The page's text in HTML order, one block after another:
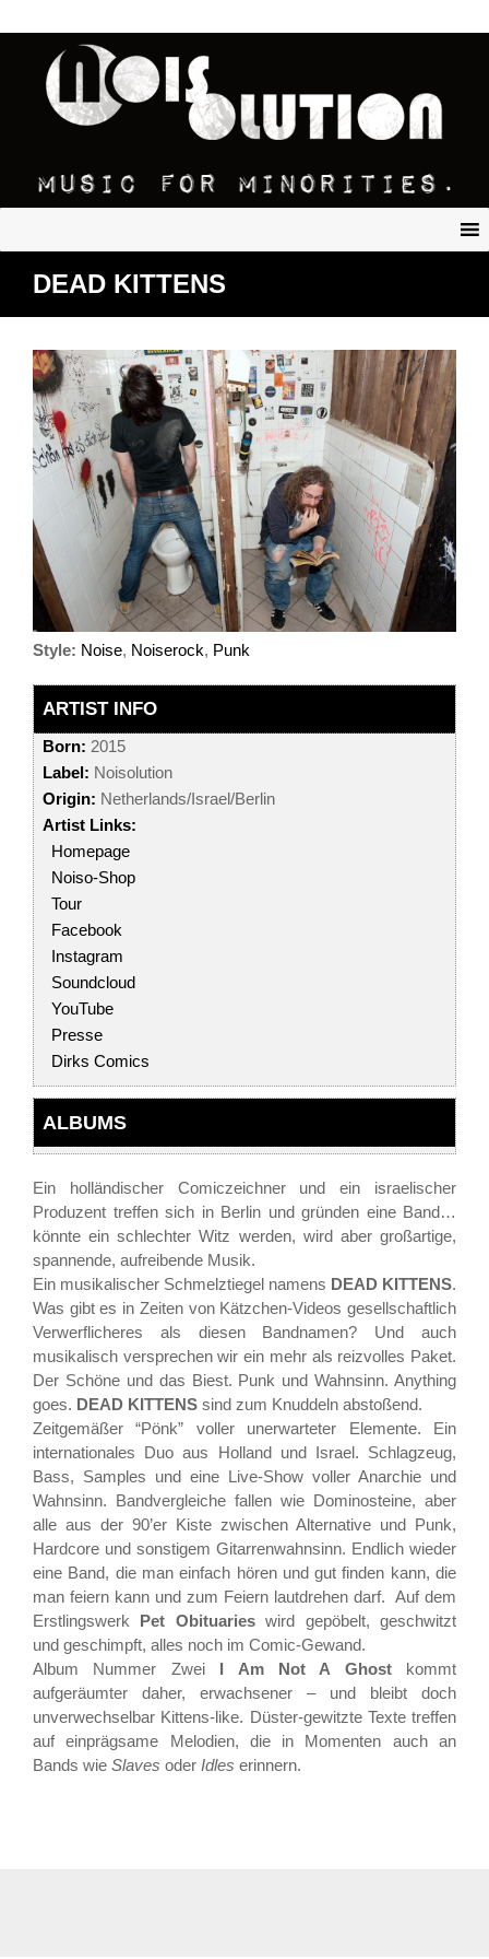
DEAD KITTENS
Style: Noise, Noiserock, Punk
ARTIST INFO
Born: 2015
Label: Noisolution
Origin: Netherlands/Israel/Berlin
Artist Links:
Homepage
Noiso-Shop
Tour
Facebook
Instagram
Soundcloud
YouTube
Presse
Dirks Comics
ALBUMS
Ein holländischer Comiczeichner und ein israelischer
Produzent treffen sich in Berlin und gründen eine Band…
könnte ein schlechter Witz werden, wird aber großartige,
spannende, aufreibende Musik.
Ein musikalischer Schmelztiegel namens DEAD KITTENS.
Was gibt es in Zeiten von Kätzchen-Videos gesellschaftlich
Verwerflicheres als diesen Bandnamen? Und auch
musikalisch versprechen wir ein mehr als reizvolles Paket.
Der Schöne und das Biest. Punk und Wahnsinn. Anything
goes. DEAD KITTENS sind zum Knuddeln abstoßend.
Zeitgemäßer “Pönk” voller unerwarteter Elemente. Ein
internationales Duo aus Holland und Israel. Schlagzeug,
Bass, Samples und eine Live-Show voller Anarchie und
Wahnsinn. Bandvergleiche fallen wie Dominosteine, aber
alle aus der 90’er Kiste zwischen Alternative und Punk,
Hardcore und sonstigem Gitarrenwahnsinn. Endlich wieder
eine Band, die man einfach hören und gut finden kann, die
man feiern kann und zum Feiern lautdrehen darf. Auf dem
Erstlingswerk Pet Obituarieswird gepöbelt, geschwitzt
und geschimpft, alles noch im Comic-Gewand.
Album Nummer Zwei I Am Not A Ghostkommt
aufgeräumter daher, erwachsener – und bleibt doch
unverwechselbar Kittens-like. Düster-gewitzte Texte treffen
auf einprägsame Melodien, die in Momenten auch an
Bands wie Slaves oder Idles erinnern.